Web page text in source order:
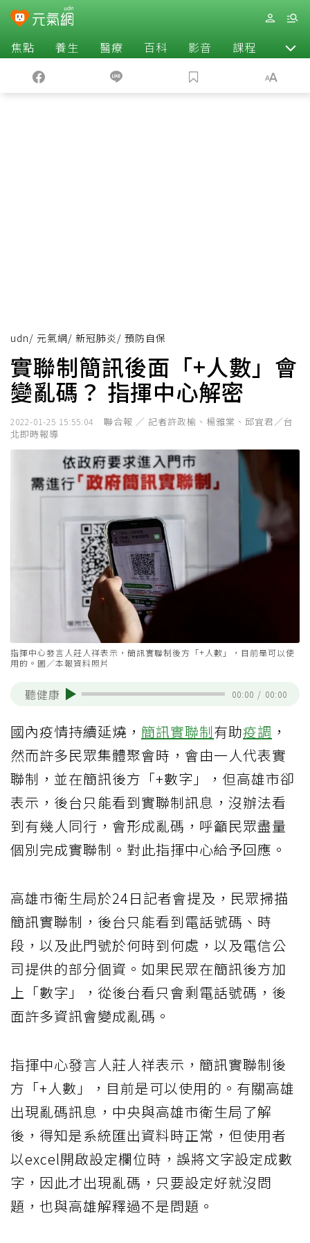
焦點 養生 醫療 百科 影音 課程 退休
udn/ 元氣網/ 新冠肺炎 / 預防自保
實聯制簡訊後面「+人數」會
變亂碼？ 指揮中心解密
2022-01-25 15:55:04
聯合報 ／ 記者許政榆、楊雅棠、邱宜君／台
北即時報導
指揮中心發言人莊人祥表示，簡訊實聯制後方「+人數」，目前是可以使
用的。圖／本報資料照片
聽健康 00:00 / 00:00
國內疫情持續延燒， 簡訊實聯制有助疫調 ，
然而許多民眾集體聚會時，會由一人代表實
聯制，並在簡訊後方「+數字」，但高雄市卻
表示，後台只能看到實聯制訊息，沒辦法看
到有幾人同行，會形成亂碼，呼籲民眾盡量
個別完成實聯制。對此指揮中心給予回應。
高雄市衛生局於24日記者會提及，民眾掃描
簡訊實聯制，後台只能看到電話號碼、時
段，以及此門號於何時到何處，以及電信公
司提供的部分個資。如果民眾在簡訊後方加
上「數字」，從後台看只會剩電話號碼，後
面許多資訊會變成亂碼。
指揮中心發言人莊人祥表示，簡訊實聯制後
方「+人數」，目前是可以使用的。有關高雄
出現亂碼訊息，中央與高雄市衛生局了解
後，得知是系統匯出資料時正常，但使用者
以excel開啟設定欄位時，誤將文字設定成數
字，因此才出現亂碼，只要設定好就沒問
題，也與高雄解釋過不是問題。